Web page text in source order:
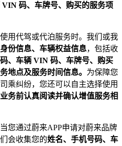
码、车牌号、购买的服务项
用代驾或代泊服务时。我们或我
身份信息、车辆权益信息，包括收
、车辆 VIN 码、车牌号、购买
地点及服务时间信息。 为保障您
乘纠纷，您还可以自主选择使用
务前认真阅读并确认增值服务相
您通过蔚来APP申请对蔚来品牌
会收集您的姓名、手机号码、车